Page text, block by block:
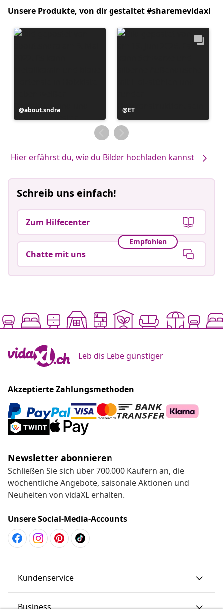
Unsere Produkte, von dir gestaltet #sharemevidaxl
Beitrag
veröffentlicht
about.sndra
Beitrag
veröffentlicht
von
ET
Hier erfährst du, wie du Bilder hochladen kannst
Schreib uns einfach!
Zum Hilfecenter
Empfohlen
Chatte mit uns
Leb dis Lebe günstiger
Akzeptierte Zahlungsmethoden
Newsletter abonnieren
Schließen Sie sich über 700.000 Käufern an, die
wöchentliche Angebote, saisonale Aktionen und
Neuheiten von vidaXL erhalten.
Unsere Social-Media-Accounts
Kundenservice
Business